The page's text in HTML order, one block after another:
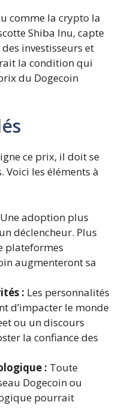
comme la crypto la
Shiba Inu, capte
investisseurs et
la condition qui
du Dogecoin
ce prix, il doit se
les éléments à
Une adoption plus
déclencheur. Plus
plateformes
augmenteront sa
: Les personnalités
d’impacter le monde
ou un discours
la confiance des
: Toute
Dogecoin ou
pourrait